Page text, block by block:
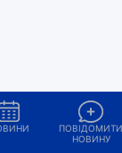
НОВИНУ